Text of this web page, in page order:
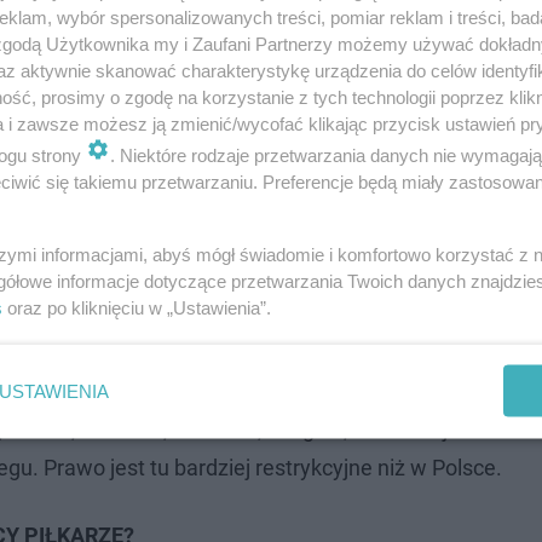
przepisy w innych krajach?
także na Litwie i Łotwie, w Rumunii, Estonii,
miejsca noclegu należy zachować dystans
Podobnie sytuacja wygląda w Austrii i
benzynowych, ale nie dłużej niż jedną noc.
Holandii, Słowenii, Bułgarii, Chorwacji i na
Prawo jest tu bardziej restrykcyjne niż w Polsce.
PIŁKARZE?
wybór spersonalizowanych treści, pomiar reklam i treści,
Użytkownika my i Zaufani Partnerzy możemy używać
aktywnie skanować charakterystykę urządzenia do celów
prosimy o zgodę na korzystanie z tych technologii poprzez
i zawsze możesz ją zmienić/wycofać klikając przycisk ustawień
strony
. Niektóre rodzaje przetwarzania danych nie
się takiemu przetwarzaniu. Preferencje będą miały
informacjami, abyś mógł świadomie i komfortowo korzystać z
informacje dotyczące przetwarzania Twoich danych
oraz po kliknięciu w „Ustawienia”.
USTAWIENIA